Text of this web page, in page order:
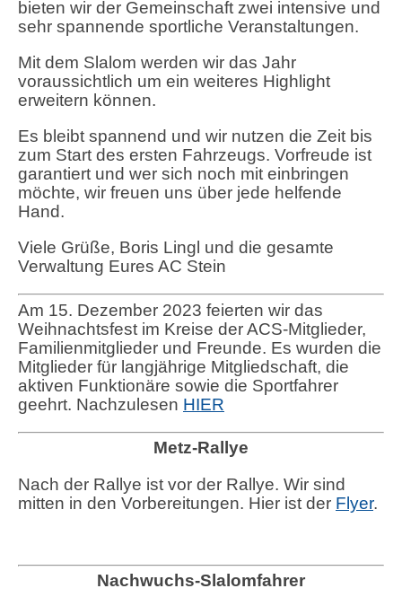
bieten wir der Gemeinschaft zwei intensive und
sehr spannende sportliche Veranstaltungen.
Mit dem Slalom werden wir das Jahr
voraussichtlich um ein weiteres Highlight
erweitern können.
Es bleibt spannend und wir nutzen die Zeit bis
zum Start des ersten Fahrzeugs. Vorfreude ist
garantiert und wer sich noch mit einbringen
möchte, wir freuen uns über jede helfende
Hand.
Viele Grüße, Boris Lingl und die gesamte
Verwaltung Eures AC Stein
Am 15. Dezember 2023 feierten wir das
Weihnachtsfest im Kreise der ACS-Mitglieder,
Familienmitglieder und Freunde. Es wurden die
Mitglieder für langjährige Mitgliedschaft, die
aktiven Funktionäre sowie die Sportfahrer
geehrt. Nachzulesen HIER
Metz-Rallye
Nach der Rallye ist vor der Rallye. Wir sind
mitten in den Vorbereitungen. Hier ist der Flyer.
Nachwuchs-Slalomfahrer